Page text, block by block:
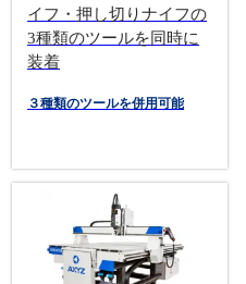
イフ・押し切りナイフの
3種類のツールを同時に
装着
３種類のツールを併用可能